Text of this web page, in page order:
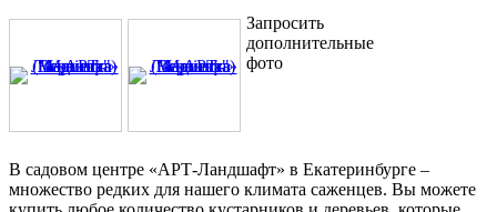
Запросить
дополнительные
фото
В садовом центре «АРТ-Ландшафт» в Екатеринбурге –
множество редких для нашего климата саженцев. Вы можете